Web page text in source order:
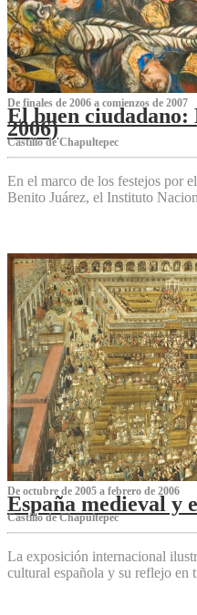
De finales de 2006 a comienzos de 2007
El buen ciudadano:
2006)
Castillo de Chapultepec
En el marco de los festejos por
Benito Juárez, el Instituto
De octubre de 2005 a febrero de 2006
España medieval y
Castillo de Chapultepec
La exposición internacional
cultural española y su reflejo en